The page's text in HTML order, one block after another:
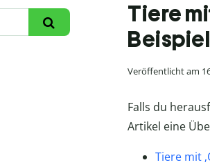
Tiere
Veröffentlicht am
Falls du
Artikel eine
Tiere mit